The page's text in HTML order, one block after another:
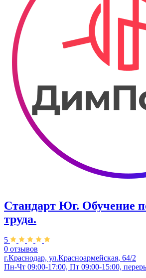
Стандарт Юг. Обучение
труда.
5
0 отзывов
г.Краснодар, ул.Красноармейская, 64/2
Пн-Чт 09:00-17:00, Пт 09:00-15:00,